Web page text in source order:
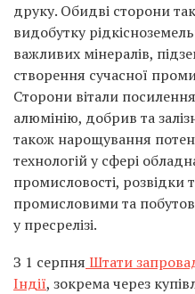
друку. Обидві сторони
видобутку
важливих мінералів,
створення сучасної
Сторони вітали посилення
алюмінію, добрив та
також нарощування
технологій у сфері
промисловості, розвідки
промисловими та
у пресрелізі.
З 1 серпня Штати
Індії, зокрема через